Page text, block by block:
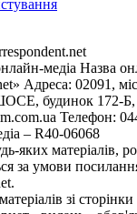
медіа Назва
Адреса: 02091,
будинок 172-Б,
Телефон:
– R40-06068
яких матеріалів,
за умови
зі